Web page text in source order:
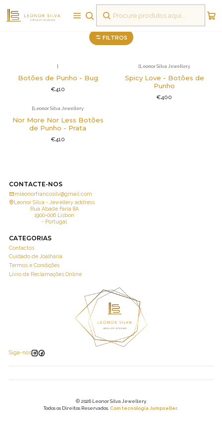
Cufflinks
FILTROS
Botões de Punho - Bug
€410
Leonor Silva Jewellery
Spicy Love - Botões de
Punho
€400
Leonor Silva Jewellery
Nor More Nor Less Botões
de Punho - Prata
€410
CONTACTE-NOS
mleonorfrancosilv@gmail.com
Leonor Silva - Jewellery address
Rua Abade Faria 8A
1900-006 Lisbon
- Portugal
CATEGORIAS
Contactos
Cuidado de Joalharia
Termos e Condições
Livro de Reclamações Online
Siga-nos
2026 Leonor Silva Jewellery.
Todos os Direitos Reservados. Com tecnologia Jumpseller